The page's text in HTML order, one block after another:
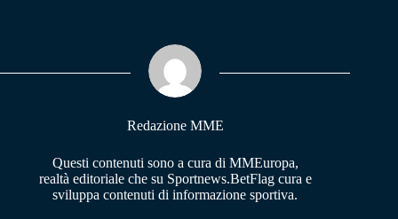
pp m
Redazione MME
Questi contenuti sono a cura di MMEuropa,
realtà editoriale che su Sportnews.BetFlag cura e
sviluppa contenuti di informazione sportiva.